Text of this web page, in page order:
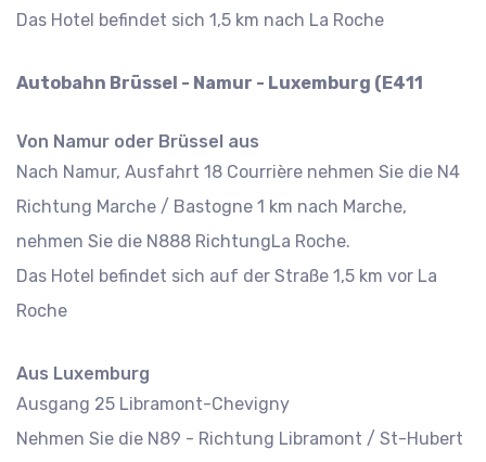
Das Hotel befindet sich 1,5 km nach La Roche
Autobahn Brüssel - Namur - Luxemburg (E411
Von Namur oder Brüssel aus
Nach Namur, Ausfahrt 18 Courrière nehmen Sie die N4
Richtung Marche / Bastogne 1 km nach Marche,
nehmen Sie die N888 RichtungLa Roche.
Das Hotel befindet sich auf der Straße 1,5 km vor La
Roche
Aus Luxemburg
Ausgang 25 Libramont-Chevigny
Nehmen Sie die N89 - Richtung Libramont / St-Hubert